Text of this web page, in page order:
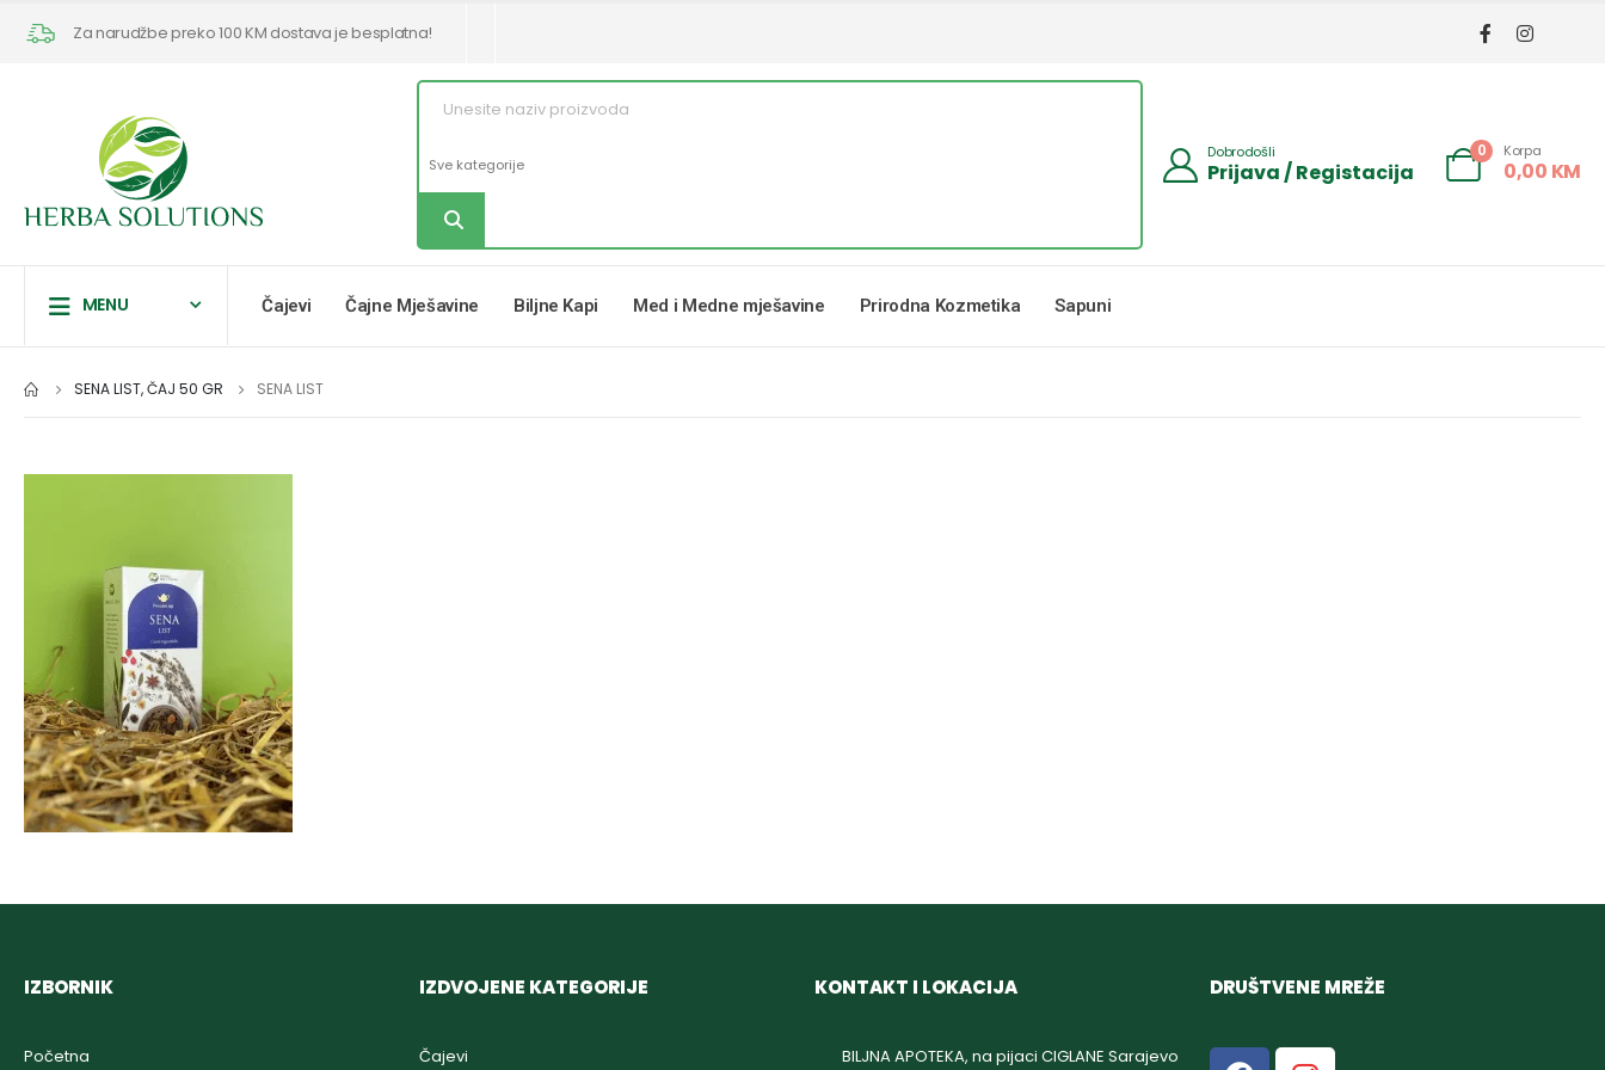
Za narudžbe preko 100 KM dostava je besplatna!
Dobrodošli
Prijava / Registacija
0 Korpa
0,00 KM
MENU Čajevi Čajne Mješavine Biljne Kapi Med i Medne mješavine Prirodna Kozmetika Sapuni
SENA LIST, ČAJ 50 GR SENA LIST
IZBORNIK
Početna
IZDVOJENE KATEGORIJE
Čajevi
KONTAKT I LOKACIJA
BILJNA APOTEKA, na pijaci CIGLANE Sarajevo
DRUŠTVENE MREŽE